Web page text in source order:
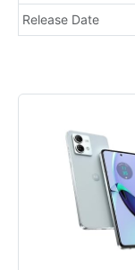
Release Date